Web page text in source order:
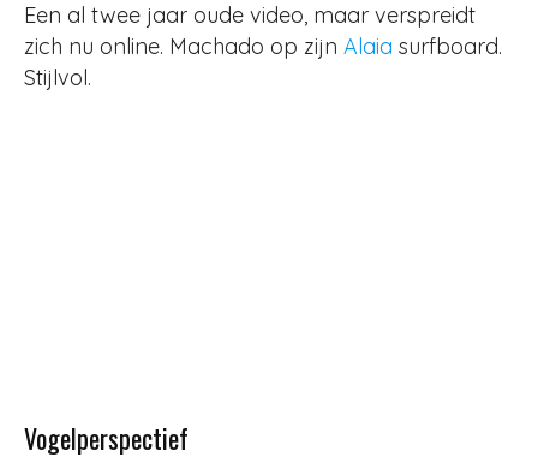
Een al twee jaar oude video, maar verspreidt
zich nu online. Machado op zijn Alaia surfboard.
Stijlvol.
Vogelperspectief